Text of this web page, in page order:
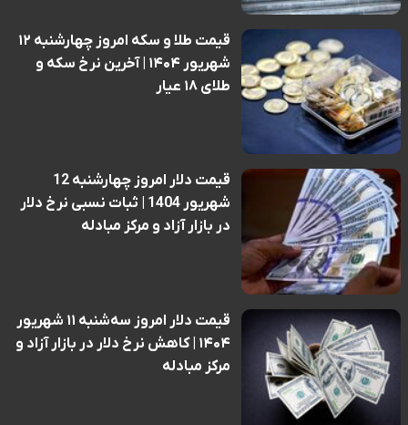
قیمت طلا و سکه امروز چهارشنبه ۱۲
شهریور ۱۴۰۴ | آخرین نرخ سکه و
طلای ۱۸ عیار
قیمت دلار امروز چهارشنبه 12
شهریور 1404 | ثبات نسبی نرخ دلار
در بازار آزاد و مرکز مبادله
قیمت دلار امروز سه‌شنبه ۱۱ شهریور
۱۴۰۴ | کاهش نرخ دلار در بازار آزاد و
مرکز مبادله